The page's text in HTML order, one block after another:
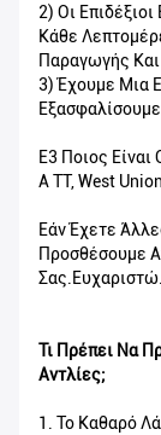
2) Οι
Κάθε
Παραγωγής
3) Έχουμε Μια
Ε3 Ποιος
A TT, West
Εάν Έχετε
Προσθέσουμε
Σας.Ευχαριστώ.
Τι Πρέπει Να
Αντλίες;
1. Το Καθαρό